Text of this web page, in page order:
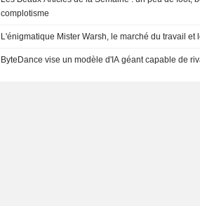
complotisme
L'énigmatique Mister Warsh, le marché du travail et
ByteDance vise un modèle d'IA géant capable de